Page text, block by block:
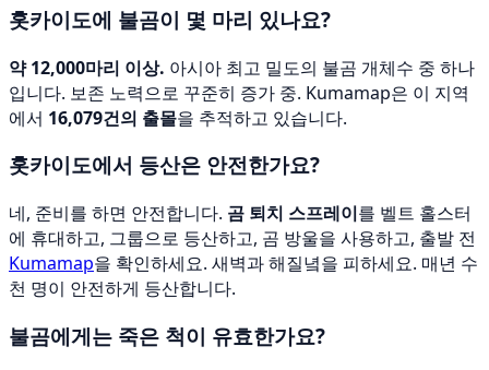
홋카이도에 불곰이 몇 마리 있나요?
약 12,000마리 이상. 아시아 최고 밀도의 불곰 개체수 중 하나
입니다. 보존 노력으로 꾸준히 증가 중. Kumamap은 이 지역
에서 16,079건의 출몰을 추적하고 있습니다.
홋카이도에서 등산은 안전한가요?
네, 준비를 하면 안전합니다. 곰 퇴치 스프레이를 벨트 홀스터
에 휴대하고, 그룹으로 등산하고, 곰 방울을 사용하고, 출발 전
Kumamap을 확인하세요. 새벽과 해질녘을 피하세요. 매년 수
천 명이 안전하게 등산합니다.
불곰에게는 죽은 척이 유효한가요?